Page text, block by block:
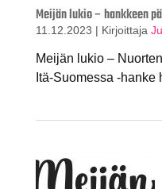
Meijän lukio – hankkeen
11.12.2023 | Kirjoittaja
Meijän lukio –
Itä-Suomessa -hanke